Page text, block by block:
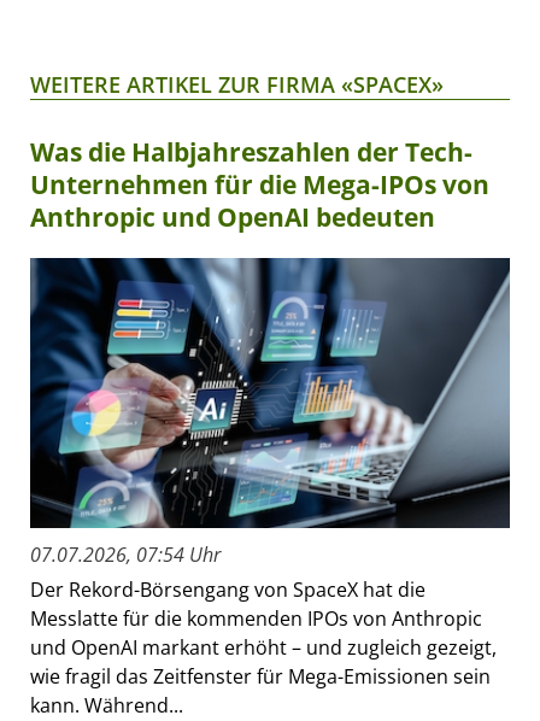
WEITERE ARTIKEL ZUR FIRMA «SPACEX»
Was die Halbjahreszahlen der Tech-
Unternehmen für die Mega-IPOs von
Anthropic und OpenAI bedeuten
07.07.2026, 07:54 Uhr
Der Rekord-Börsengang von SpaceX hat die
Messlatte für die kommenden IPOs von Anthropic
und OpenAI markant erhöht – und zugleich gezeigt,
wie fragil das Zeitfenster für Mega-Emissionen sein
kann. Während...